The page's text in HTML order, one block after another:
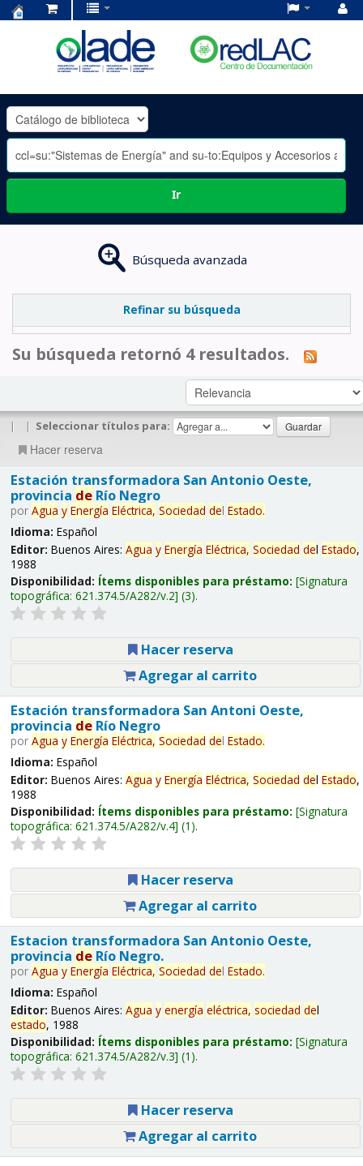
OLADE
-
Ir
Búsqueda avanzada
Refinar su búsqueda
Su búsqueda retornó 4 resultados.
| | Seleccionar títulos para:
Hacer reserva
Estación transformadora San Antonio Oeste,
provincia deRío Negro
por Agua y Energía Eléctrica, Sociedad del Estado.
Idioma: Español
Editor: Buenos Aires: Agua y Energía Eléctrica, Sociedad del Estado,
1988
Disponibilidad: Ítems disponibles para préstamo: Signatura
topográfica: 621.374.5/A282/v.2 (3).
Hacer reserva
Agregar al carrito
Estación transformadora San Antoni Oeste,
provincia deRío Negro
por Agua y Energía Eléctrica, Sociedad del Estado.
Idioma: Español
Editor: Buenos Aires: Agua y Energía Eléctrica, Sociedad del Estado,
1988
Disponibilidad: Ítems disponibles para préstamo: Signatura
topográfica: 621.374.5/A282/v.4 (1).
Hacer reserva
Agregar al carrito
Estacion transformadora San Antonio Oeste,
provincia deRío Negro.
por Agua y Energía Eléctrica, Sociedad del Estado.
Idioma: Español
Editor: Buenos Aires: Agua y energía eléctrica, sociedad del
estado, 1988
Disponibilidad: Ítems disponibles para préstamo: Signatura
topográfica: 621.374.5/A282/v.3 (1).
Hacer reserva
Agregar al carrito